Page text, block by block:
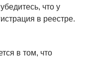
что у
в реестре.
в том, что